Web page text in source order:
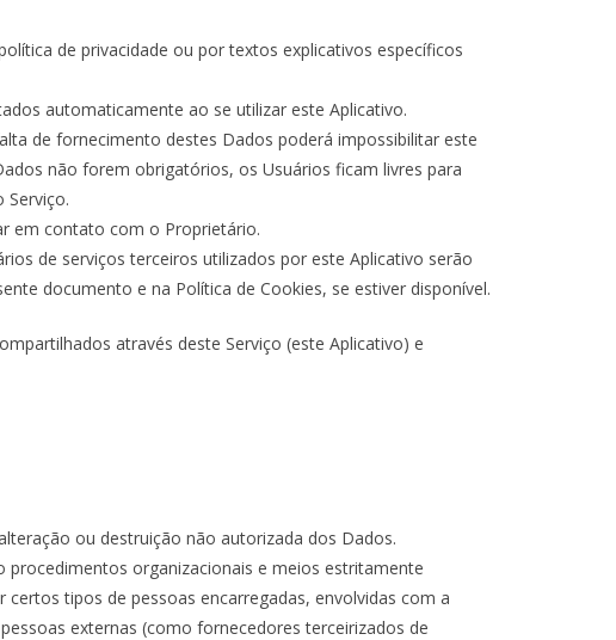
de privacidade ou por textos explicativos específicos
automaticamente ao se utilizar este Aplicativo.
de fornecimento destes Dados poderá impossibilitar este
não forem obrigatórios, os Usuários ficam livres para
Serviço.
em contato com o Proprietário.
de serviços terceiros utilizados por este Aplicativo serão
documento e na Política de Cookies, se estiver disponível.
através deste Serviço (este Aplicativo) e
ou destruição não autorizada dos Dados.
organizacionais e meios estritamente
tipos de pessoas encarregadas, envolvidas com a
externas (como fornecedores terceirizados de